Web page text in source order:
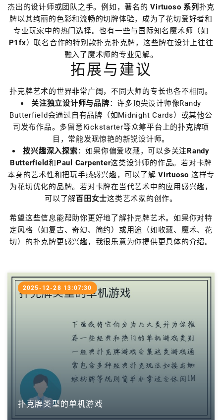
杰出的设计师或团队之手。例如，著名的Virtuoso 系列 扑克
牌以其绚丽的色彩和流畅的切牌体验，成为了花切爱好者和
专业玩家中的热门选择。也有一些与国际知名魔术师（如
P1fx）联名合作的特别款扑克扑克牌，这些牌在设计上往往
融入了魔术师的专业见解。
拓展与建议
扑克牌艺术的世界非常广阔，不同大师的专长也各不相同。
关注独立设计师与品牌：许多顶尖设计师像Randy
Butterfield会通过自有品牌（如Midnight Cards）或其他公
司发布作品。多留意Kickstarter等众筹平台上的扑克牌项
目，常能发现惊艳的新锐设计师。
按兴趣深入探索：如果你偏爱收藏，可以多关注Randy
Butterfield和Paul Carpenter这类设计师的作品。若对卡牌
本身的艺术性和把玩手感感兴趣，可以了解 Virtuoso 这样专
为花切优化的品牌。若对卡牌在当代艺术中的应用感兴趣，
可以了解百田女士这类艺术家的创作。
希望这些信息能帮助你更好地了解扑克牌艺术。如果你对特
定风格（如复古、奇幻、简约）或用途（如收藏、魔术、花
切）的扑克牌更感兴趣，我很乐意为你提供更具体的介绍。
扑克牌类型的单机游戏
2025-12-28 13:07:30